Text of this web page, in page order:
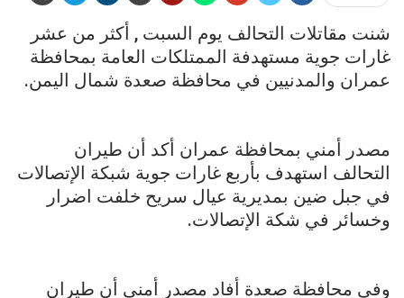
شنت مقاتلات التحالف يوم السبت , أكثر من عشر
غارات جوية مستهدفة الممتلكات العامة بمحافظة
عمران والمدنيين في محافظة صعدة شمال اليمن.
مصدر أمني بمحافظة عمران أكد أن طيران
التحالف استهدف بأربع غارات جوية شبكة الإتصالات
في جبل ضين بمديرية عيال سريح خلفت اضرار
وخسائر في شكة الإتصالات.
وفي محافظة صعدة أفاد مصدر أمني أن طيران